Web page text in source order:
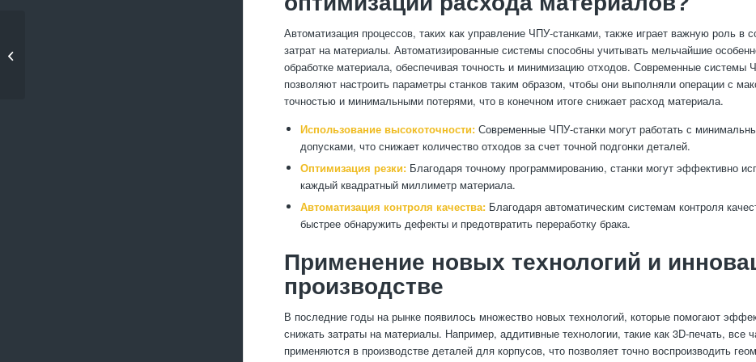
Автоматизация процессов, таких как управление ЧПУ-станками, также играет важную роль в
затрат на материалы. Автоматизированные системы способны учитывать мельчайшие
обработке материала, обеспечивая точность и минимизацию отходов. Современные системы
позволяют настроить параметры станков таким образом, чтобы они выполняли операции с
точностью и минимальными потерями, что в конечном итоге снижает расход материала.
Использование высокоточности: Современные ЧПУ-станки могут работать с
допусками, что снижает количество отходов за счет точной подгонки деталей.
Оптимизация резки: Благодаря точному программированию, станки могут эффективно
каждый квадратный миллиметр материала.
Автоматизация контроля качества: Благодаря автоматическим системам контроля
быстрее обнаружить дефекты и предотвратить переработку брака.
Применение новых технологий и
производстве
В последние годы на рынке появилось множество новых технологий, которые помогают
снижать затраты на материалы. Например, аддитивные технологии, такие как 3D-печать, все
применяются в производстве деталей для корпусов, что позволяет точно воспроизводить